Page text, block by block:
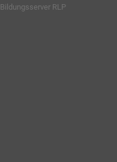
Bildungsserver RLP